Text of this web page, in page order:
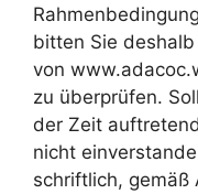
bitten Sie
von
zu überprüfen.
der Zeit
nicht
schriftlich, gemäß